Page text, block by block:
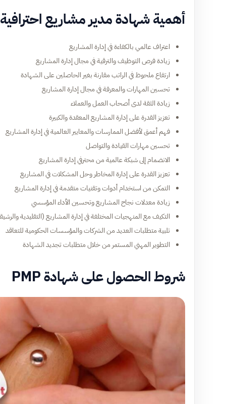
أهمية شهادة مدير مشاريع احترافية
اعتراف عالمي بالكفاءة في إدارة المشاريع
زيادة فرص التوظيف والترقية في مجال إدارة المشاريع
ارتفاع ملحوظ في الراتب مقارنة بغير الحاصلين على الشهادة
تحسين المهارات والمعرفة في مجال إدارة المشاريع
زيادة الثقة لدى أصحاب العمل والعملاء
تعزيز القدرة على إدارة المشاريع المعقدة والكبيرة
فهم أعمق لأفضل الممارسات والمعايير العالمية في إدارة المشاريع
تحسين مهارات القيادة والتواصل
الانضمام إلى شبكة عالمية من محترفي إدارة المشاريع
تعزيز القدرة على إدارة المخاطر وحل المشكلات في المشاريع
التمكن من استخدام أدوات وتقنيات متقدمة في إدارة المشاريع
زيادة معدلات نجاح المشاريع وتحسين الأداء المؤسسي
التكيف مع المنهجيات المختلفة في إدارة المشاريع (التقليدية
تلبية متطلبات العديد من الشركات والمؤسسات الحكومية للتعاقد
التطوير المهني المستمر من خلال متطلبات تجديد الشهادة
شروط الحصول على شهادة PMP